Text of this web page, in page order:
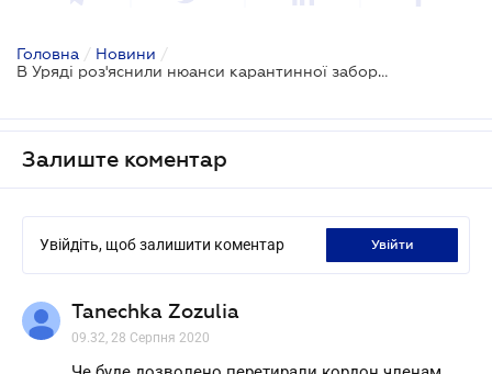
Головна / Новини /
В Уряді роз'яснили нюанси карантинної заборони на в'їзд іноземцям до України (оновлено)
Залиште коментар
Увійдіть, щоб залишити коментар увійти
Tanechka Zozulia
09.32, 28 Серпня 2020